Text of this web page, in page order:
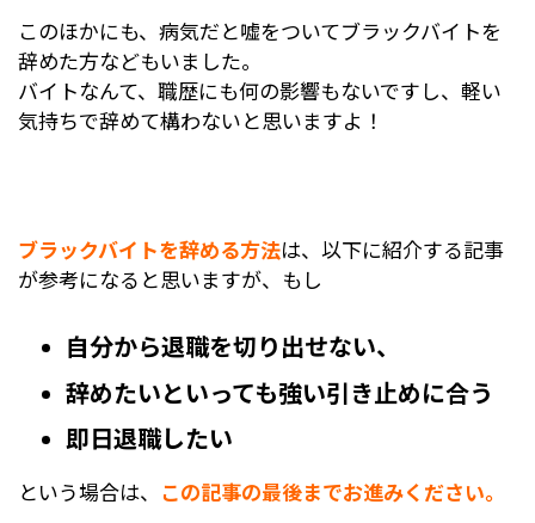
ったので体調に響くことがなく快適でした。
特にまかないは非常に助かりました。
週に5日は食費が掛からないので好きなことにお
金を使えるようになり充実した生活を送れるよう
い、アルバイトにも関わらず副店長として働かせ
てもらってるので良かったです。
今の会社はアルバイトとしての優遇もしっかりし
かったと思いました。
そこから2ヶ月ほど経っても、店長の態度は変わ
らず、そろそろ店長の姑いびりに慣れてきた頃、
エリア課長という役職の方が、店の様子を見に来
予想を超えての最悪さでした。
るかどうか、ぐらいの広さだったのですが、課長
は、ずかずかとキッチンに入ってきて、｢不味そ
う。美味しくないよこんなの。｣｢こんなんじゃお
客さんに出せないだろ！｣など、マニュアル通り
の分量にも関わらず、声を荒げ、味に文句を言っ
たり、作ったものをゴミ箱に捨てたりしました。
特に女性は受付や誘導などが多いのですが、男性
はステージなどの足場を組んだり、大きな機材を
運んだり、とかなり肉体労働の割合が高いこと
や、イベント終了後の撤収作業が夜中の３時４時
まで普通に続くため、業務時間が１日で１８時間
この状況が続いたので、もうダメだと思い辞める
ことにしました。
退職する際には特に責任者などに、いつ辞める、
ドアウトして自然にいなくなりました。
もほとんどわからない上に、我々末端のスタッフ
は社員から指示されるときに、「何番の彼、それ
運んで」などと番号で呼ばれていたので、誰が新
このほかにも、病気だと嘘をついてブラックバイトを
辞めた方などもいました。
バイトなんて、職歴にも何の影響もないですし、軽い
気持ちで辞めて構わないと思いますよ！
ブラックバイトを辞める方法は、以下に紹介する記事
が参考になると思いますが、もし
自分から退職を切り出せない、
辞めたいといっても強い引き止めに合う
即日退職したい
という場合は、 この記事の最後までお進みください。